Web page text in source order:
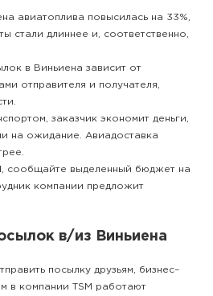
авиатоплива повысилась на 33%,
стали длиннее и, соответственно,
в Виньиена зависит от
отправителя и получателя,
заказчик экономит деньги,
на ожидание. Авиадоставка
сообщайте выделенный бюджет на
компании предложит
в/из Виньиена
посылку друзьям, бизнес–
в компании TSM работают